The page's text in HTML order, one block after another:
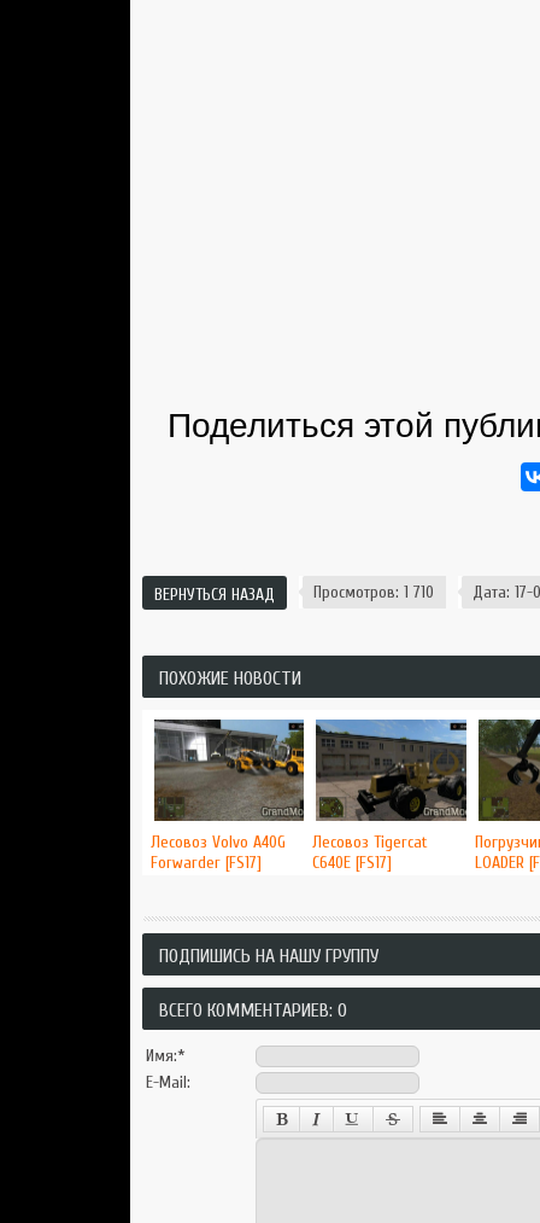
Поделиться этой
ВЕРНУТЬСЯ НАЗАД Просмотров: 1 710 Дата: 17-
ПОХОЖИЕ НОВОСТИ
Лесовоз Volvo A40G
Forwarder [FS17]
Лесовоз Tigercat
C640E [FS17]
LOADER
ПОДПИШИСЬ НА НАШУ ГРУППУ
ВСЕГО КОММЕНТАРИЕВ: 0
Имя:*
E-Mail: